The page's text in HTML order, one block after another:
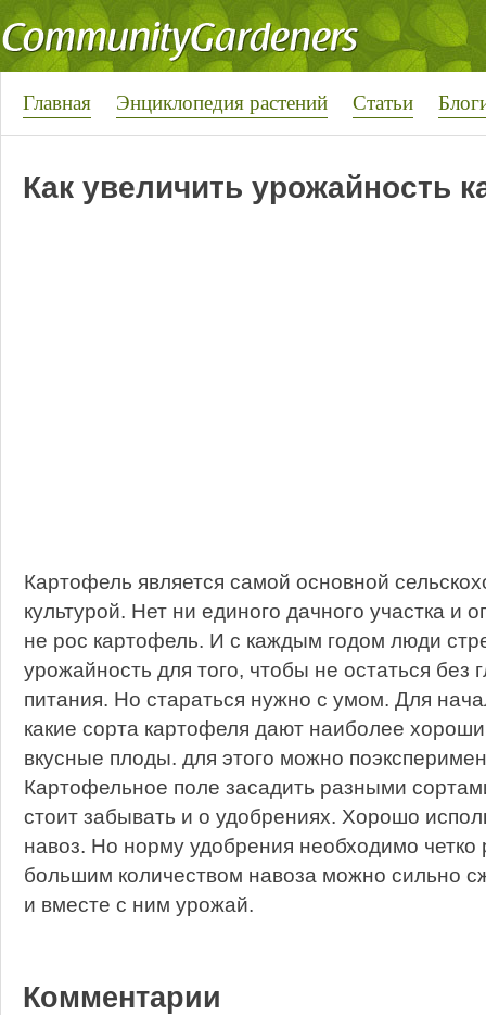
Главная Энциклопедия растений Статьи
Как увеличить урожайность
Картофель является самой основной
культурой. Нет ни единого дачного участка и
не рос картофель. И с каждым годом люди
урожайность для того, чтобы не остаться без
питания. Но стараться нужно с умом. Для
какие сорта картофеля дают наиболее
вкусные плоды. для этого можно
Картофельное поле засадить разными
стоит забывать и о удобрениях. Хорошо
навоз. Но норму удобрения необходимо четко
большим количеством навоза можно сильно
и вместе с ним урожай.
Комментарии